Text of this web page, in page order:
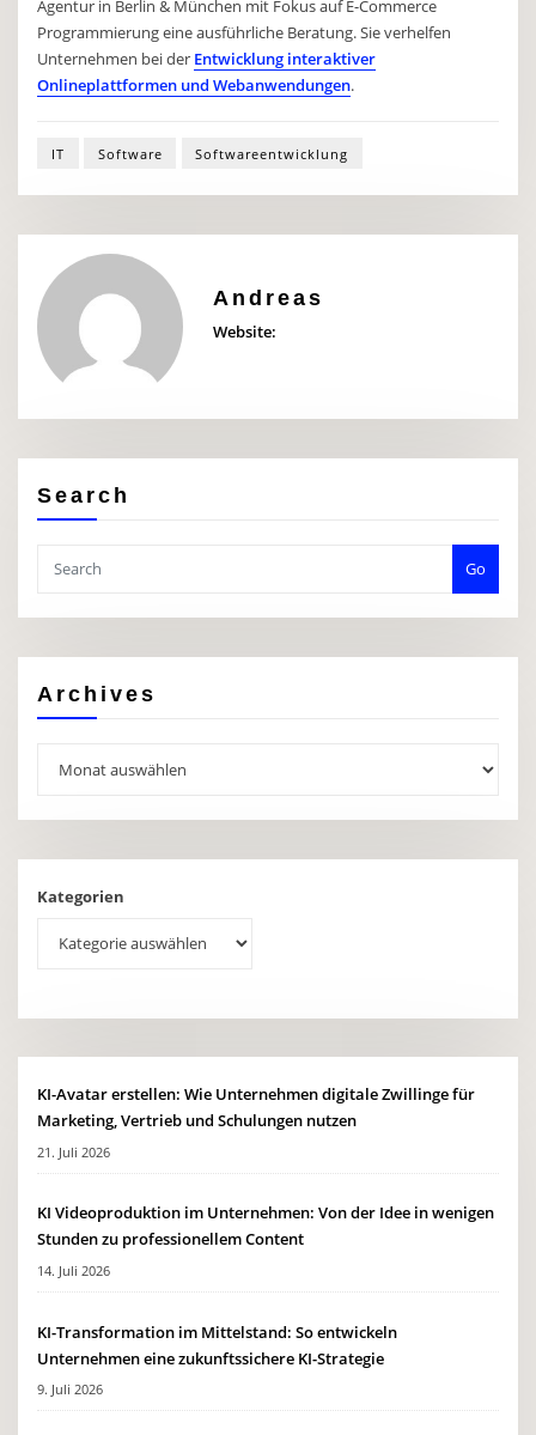
Agentur in Berlin & München mit Fokus auf E-Commerce
Programmierung eine ausführliche Beratung. Sie verhelfen
Unternehmen bei der Entwicklung interaktiver
Onlineplattformen und Webanwendungen.
IT Software Softwareentwicklung
Andreas
Website:
Search
Go
Archives
Kategorien
KI-Avatar erstellen: Wie Unternehmen digitale Zwillinge für
Marketing, Vertrieb und Schulungen nutzen
21. Juli 2026
KI Videoproduktion im Unternehmen: Von der Idee in wenigen
Stunden zu professionellem Content
14. Juli 2026
KI-Transformation im Mittelstand: So entwickeln
Unternehmen eine zukunftssichere KI-Strategie
9. Juli 2026